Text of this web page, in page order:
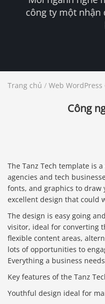
công ty một
Trang chủ / Web WordPress
Công
The Tanz Tech template is
agencies and tech
fonts, and graphics to draw
excellent design that could
The design is easy going
visitor, ideal for converting
flexible content areas,
lots of opportunities to
Everything a business
Key features of the Tanz
Youthful design ideal for